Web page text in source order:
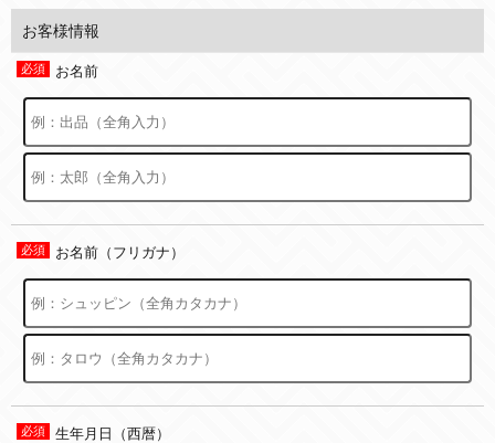
お客様情報
お名前
お名前（フリガナ）
生年月日（西暦）